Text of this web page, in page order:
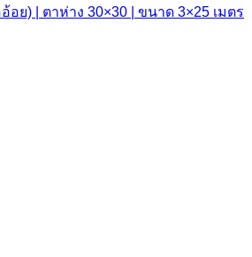
อย) | ตาห่าง 30×30 | ขนาด 3×25 เมตร